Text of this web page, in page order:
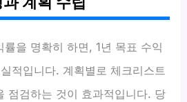
을 명확히 하면, 1년 목표 수익
적입니다. 계획별로 체크리스트
점검하는 것이 효과적입니다. 당